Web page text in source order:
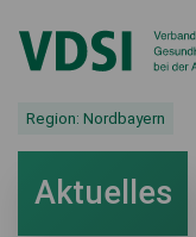
Region: Nordbayern
Aktuelles